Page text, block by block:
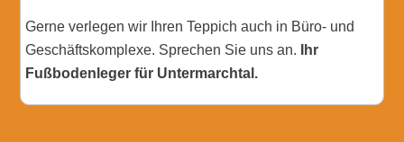
Gerne verlegen wir Ihren Teppich auch in Büro- und
Geschäftskomplexe. Sprechen Sie uns an.
Ihr
Fußbodenleger für Untermarchtal.